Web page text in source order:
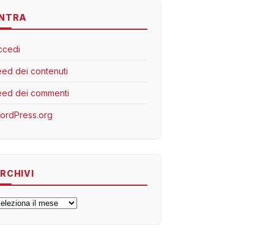
dei contenuti
dei commenti